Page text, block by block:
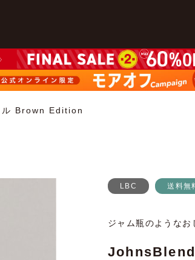
ル Brown Edition
LBC 送料無
ジャム瓶のようなお
JohnsBlend